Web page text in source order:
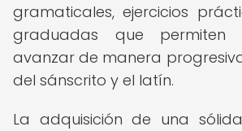
gramaticales, ejercicios
graduadas que permiten
avanzar de manera
del sánscrito y el latín.
La adquisición de una